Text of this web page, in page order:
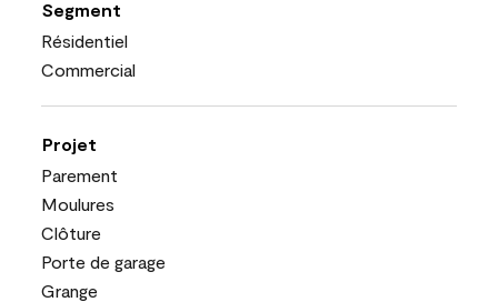
Segment
Résidentiel
Commercial
Projet
Parement
Moulures
Clôture
Porte de garage
Grange